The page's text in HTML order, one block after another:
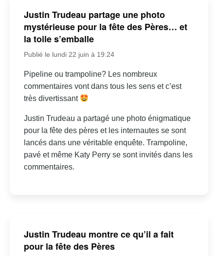
Justin Trudeau partage une photo
mystérieuse pour la fête des Pères… et
la toile s’emballe
Publié le lundi 22 juin à 19:24
Pipeline ou trampoline? Les nombreux
commentaires vont dans tous les sens et c’est
très divertissant
Justin Trudeau a partagé une photo énigmatique
pour la fête des pères et les internautes se sont
lancés dans une véritable enquête. Trampoline,
pavé et même Katy Perry se sont invités dans les
commentaires.
Justin Trudeau montre ce qu’il a fait
pour la fête des Pères